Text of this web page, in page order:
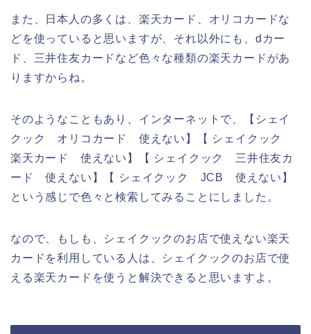
また、日本人の多くは、楽天カード、オリコカードな
どを使っていると思いますが、それ以外にも、dカー
ド、三井住友カードなど色々な種類の楽天カードがあ
りますからね。
そのようなこともあり、インターネットで、【シェイ
クック オリコカード 使えない】【 シェイクック
楽天カード 使えない】【 シェイクック 三井住友カ
ード 使えない】【 シェイクック JCB 使えない】
という感じで色々と検索してみることにしました。
なので、もしも、シェイクックのお店で使えない楽天
カードを利用している人は、シェイクックのお店で使
える楽天カードを使うと解決できると思いますよ。